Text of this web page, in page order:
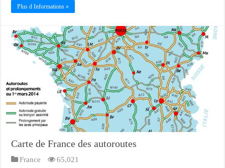
Plus d Informations »
Carte de France des autoroutes
France 65,021